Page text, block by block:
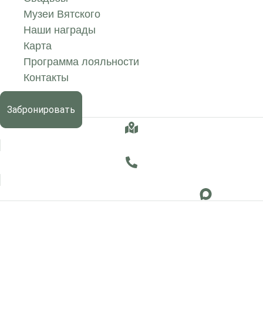
Музеи Вятского
Наши награды
Карта
Программа лояльности
Контакты
Забронировать